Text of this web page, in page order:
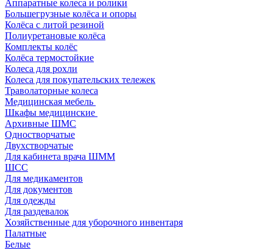
Аппаратные колеса и ролики
Большегрузные колёса и опоры
Колёса с литой резиной
Полиуретановые колёса
Комплекты колёс
Колёса термостойкие
Колеса для рохли
Колеса для покупательских тележек
Траволаторные колеса
Медицинская мебель
Шкафы медицинские
Архивные ШМС
Одностворчатые
Двухстворчатые
Для кабинета врача ШММ
ШСС
Для медикаментов
Для документов
Для одежды
Для раздевалок
Хозяйственные для уборочного инвентаря
Палатные
Белые